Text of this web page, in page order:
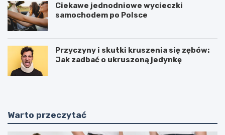
Ciekawe jednodniowe wycieczki
samochodem po Polsce
Przyczyny i skutki kruszenia się zębów:
Jak zadbać o ukruszoną jedynkę
Warto przeczytać